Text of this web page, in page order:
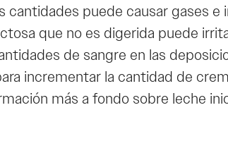
cantidades puede causar gases
que no es digerida puede
de sangre en las
incrementar la cantidad de
más a fondo sobre leche